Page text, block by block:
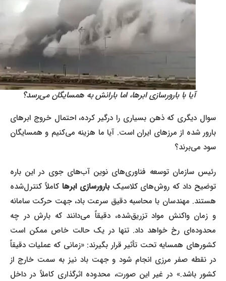
آیا با بارورسازی ابرها، اما بارانش به همسایگان می‌رسد؟
سوال دیگری که ذهن بسیاری را درگیر کرده، احتمال خروج ابرهای
بارور شده از مرزهای ایران است. آیا ما هزینه می‌کنیم و همسایگان
سود می‌برند؟
رئیس سازمان توسعه فناوری‌های نوین آب‌های جوی در این باره
توضیح داد که روش‌های کلاسیکبارورسازی ابرهاکاملاً کنترل‌شده
هستند. مهندسان با محاسبه دقیق سرعت باد، جهت حرکت سامانه
و زمان واکنش مواد تزریق‌شده، دقیقاً می‌دانند که بارش در چه
محدوده‌ای رخ خواهد داد. تنها در یک حالت خاص ممکن است
کشورهای همسایه تحت تأثیر قرار بگیرند: «زمانی که عملیات دقیقاً
در نقطه صفر مرزی انجام شود و جهت باد نیز به سمت خارج از
کشور باشد.» در غیر این صورت، محدوده اثرگذاری کاملاً در داخل